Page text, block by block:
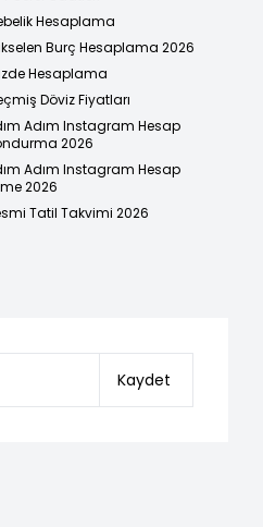
Hesaplama
Burç Hesaplama 2026
Hesaplama
Döviz Fiyatları
Adım Instagram Hesap
2026
Adım Instagram Hesap
2026
Tatil Takvimi 2026
Kaydet